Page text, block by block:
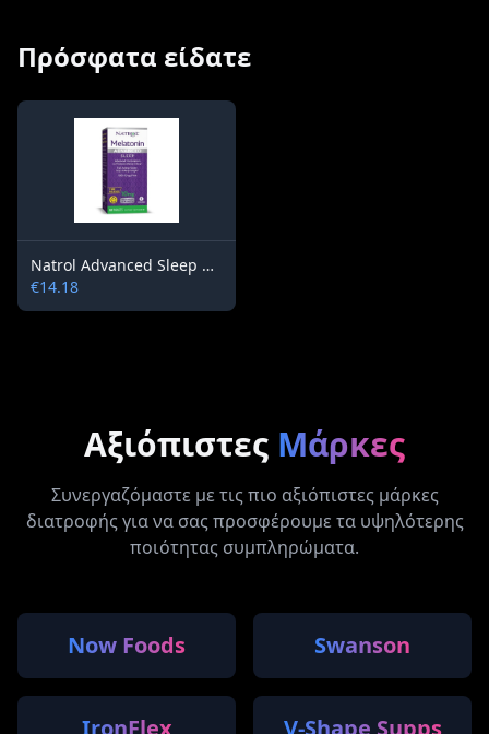
Πρόσφατα είδατε
Natrol Advanced Sleep Melatonin 10 mg / 60 tablets
€14.18
Αξιόπιστες Μάρκες
Συνεργαζόμαστε με τις πιο αξιόπιστες μάρκες
διατροφής για να σας προσφέρουμε τα υψηλότερης
ποιότητας συμπληρώματα.
Now Foods Swanson